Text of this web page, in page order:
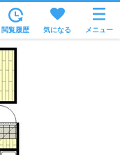
ら
から
ら
閲覧履歴 気になる メニュー